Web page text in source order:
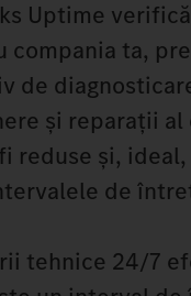
Uptime
compania ta,
de
și reparații
reduse și,
de
tehnice 24/7